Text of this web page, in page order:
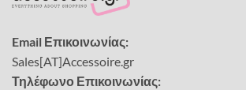
Email Επικοινωνίας:
Sales[AT]Accessoire.gr
Τηλέφωνο Επικοινωνίας: